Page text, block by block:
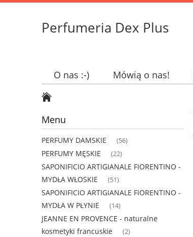
Perfumeria Dex Plus
O nas :-) Mówią o nas!
Menu
PERFUMY DAMSKIE (56)
PERFUMY MĘSKIE (22)
SAPONIFICIO ARTIGIANALE FIORENTINO -
MYDŁA WŁOSKIE
(51)
SAPONIFICIO ARTIGIANALE FIORENTINO -
MYDŁA W PŁYNIE
(14)
JEANNE EN PROVENCE - naturalne
kosmetyki francuskie
(2)